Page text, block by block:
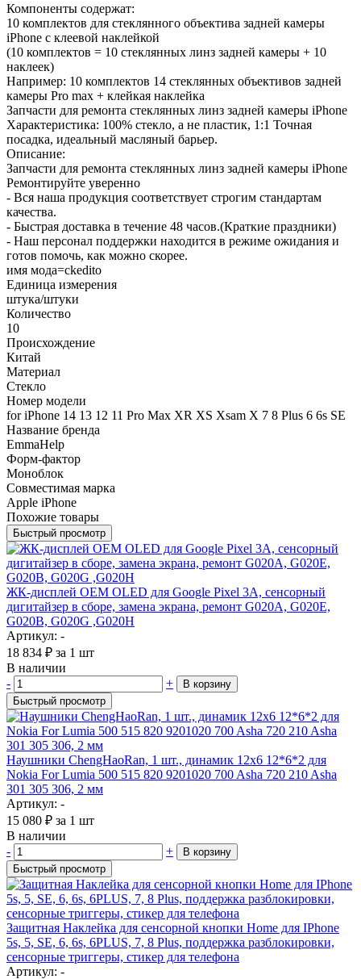
Компоненты содержат:
10 комплектов для стеклянного объектива задней камеры
iPhone с клеевой наклейкой
(10 комплектов = 10 стеклянных линз задней камеры + 10
наклеек)
Например: 10 комплектов 14 стеклянных объективов задней
камеры Pro max + клейкая наклейка
Запчасти для ремонта стеклянных линз задней камеры iPhone
Характеристика: 100% стекло, а не пластик, 1:1 Точная
посадка, идеальный масляный барьер.
Описание:
Запчасти для ремонта стеклянных линз задней камеры iPhone
Ремонтируйте уверенно
- Вся наша продукция соответствует строгим стандартам
качества.
- Быстрая доставка в течение 48 часов.(Краткие праздники)
- Наш персонал поддержки находится в режиме ожидания и
готов помочь, как можно скорее.
имя мода=ckedito
Единица измерения
штука/штуки
Количество
10
Происхождение
Китай
Материал
Стекло
Номер модели
for iPhone 14 13 12 11 Pro Max XR XS Xsam X 7 8 Plus 6 6s SE
Название бренда
EmmaHelp
Форм-фактор
Моноблок
Совместимая марка
Apple iPhone
Похожие товары
Быстрый просмотр
ЖК-дисплей OEM OLED для Google Pixel 3A, сенсорный
дигитайзер в сборе, замена экрана, ремонт G020A, G020E,
G020B, G020G ,G020H
Артикул: -
18 834 ₽ за 1 шт
В наличии
-
+
В корзину
Быстрый просмотр
Наушники ChengHaoRan, 1 шт., динамик 12x6 12*6*2 для
Nokia For Lumia 500 515 820 9201020 700 Asha 720 210 Asha
301 305 306, 2 мм
Артикул: -
15 080 ₽ за 1 шт
В наличии
-
+
В корзину
Быстрый просмотр
Защитная Наклейка для сенсорной кнопки Home для IPhone
5s, 5, SE, 6, 6s, 6PLUS, 7, 8 Plus, поддержка разблокировки,
сенсорные триггеры, стикер для телефона
Артикул: -